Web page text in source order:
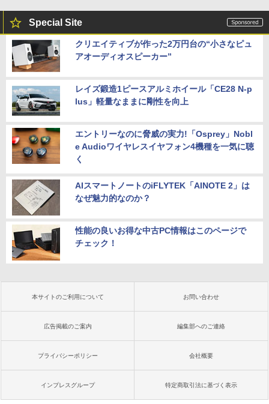
Special Site
クリエイティブが作った2万円台の“小さなピュ
アオーディオスピーカー”
レイズ鍛造1ピースアルミホイール「CE28 N-p
lus」軽量なままに剛性を向上
エントリーなのに脅威の実力!「Osprey」Nobl
e Audioワイヤレスイヤフォン4機種を一気に聴
く
AIスマートノートのiFLYTEK「AINOTE 2」は
なぜ魅力的なのか？
性能の良いお得な中古PC情報はこのページで
チェック！
本サイトのご利用について お問い合わせ
広告掲載のご案内 編集部へのご連絡
プライバシーポリシー 会社概要
インプレスグループ 特定商取引法に基づく表示